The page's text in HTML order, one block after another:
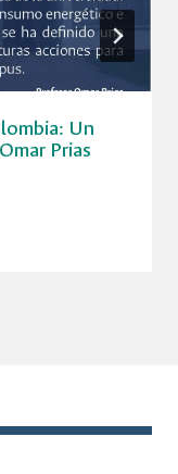
Un
Prias